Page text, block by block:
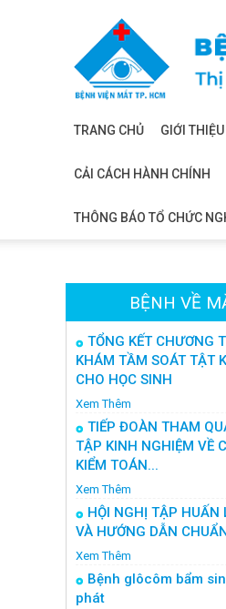
mắt
TRANG CHỦ GIỚI THIỆU
CẢI CÁCH HÀNH CHÍNH
THÔNG BÁO TỔ CHỨC
BỆNH VỀ
TỔNG KẾT CHƯƠNG
KHÁM TẦM SOÁT TẬT
CHO HỌC SINH
Xem Thêm
TIẾP ĐOÀN THAM
TẬP KINH NGHIỆM VỀ
KIỂM TOÁN...
Xem Thêm
HỘI NGHỊ TẬP HUẤN
VÀ HƯỚNG DẪN
Xem Thêm
Bệnh glôcôm bẩm
phát